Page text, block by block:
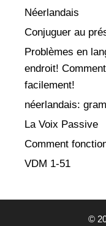
Néerlandais
Conjuguer au
Problèmes en
endroit!
facilement!
néerlandais:
La Voix Passive
Comment
VDM 1-51
©